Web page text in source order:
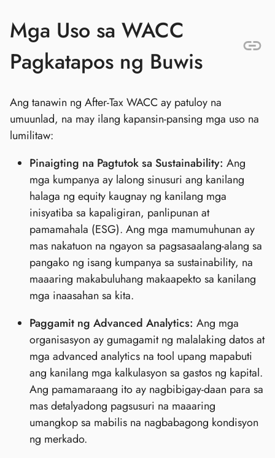
Mga Uso sa WACC
Pagkatapos ng Buwis
Ang tanawin ng After-Tax WACC ay patuloy na
umuunlad, na may ilang kapansin-pansing mga uso na
lumilitaw:
Pinaigting na Pagtutok sa Sustainability: Ang
mga kumpanya ay lalong sinusuri ang kanilang
halaga ng equity kaugnay ng kanilang mga
inisyatiba sa kapaligiran, panlipunan at
pamamahala (ESG). Ang mga mamumuhunan ay
mas nakatuon na ngayon sa pagsasaalang-alang sa
pangako ng isang kumpanya sa sustainability, na
maaaring makabuluhang makaapekto sa kanilang
mga inaasahan sa kita.
Paggamit ng Advanced Analytics: Ang mga
organisasyon ay gumagamit ng malalaking datos at
mga advanced analytics na tool upang mapabuti
ang kanilang mga kalkulasyon sa gastos ng kapital.
Ang pamamaraang ito ay nagbibigay-daan para sa
mas detalyadong pagsusuri na maaaring
umangkop sa mabilis na nagbabagong kondisyon
ng merkado.